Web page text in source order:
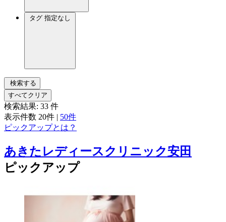
タグ 指定なし
検索する
すべてクリア
検索結果: 33 件
表示件数 20件 | 50件
ピックアップとは？
あきたレディースクリニック安田
ピックアップ